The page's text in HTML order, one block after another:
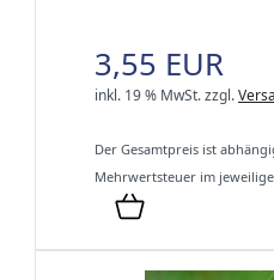
3,55 EUR
inkl. 19 % MwSt.zzgl.
Der Gesamtpreis ist
Mehrwertsteuer im